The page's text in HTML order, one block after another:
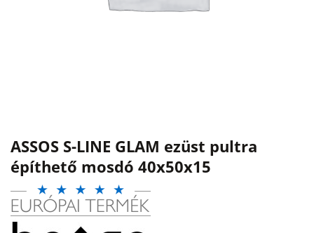
ASSOS S-LINE GLAM ezüst pultra
építhető mosdó 40x50x15